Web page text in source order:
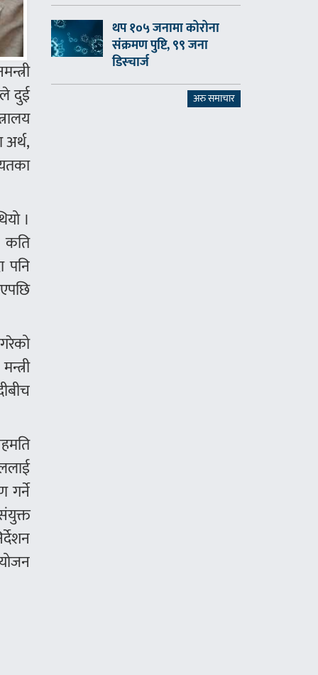
दुई
।
कति
पनि
गर्ने
थप १०५ जनामा कोरोना
संक्रमण पुष्टि, ९९ जना
डिस्चार्ज
अरु समाचार